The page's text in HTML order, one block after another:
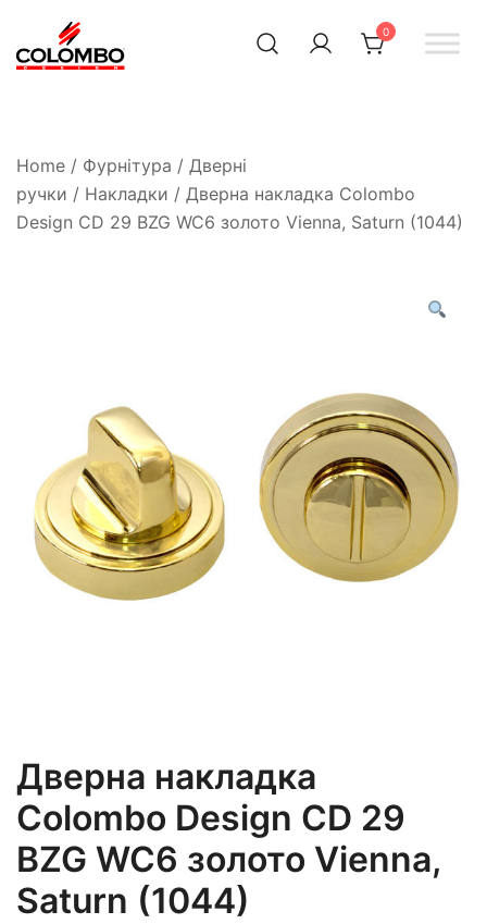
0
Home / Фурнітура / Дверні
ручки / Накладки / Дверна накладка Colombo
Design CD 29 BZG WC6 золото Vienna, Saturn (1044)
Дверна накладка
Colombo Design CD 29
BZG WC6 золото Vienna,
Saturn (1044)